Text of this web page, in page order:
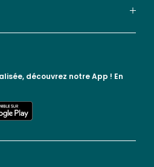
découvrez notre App ! En